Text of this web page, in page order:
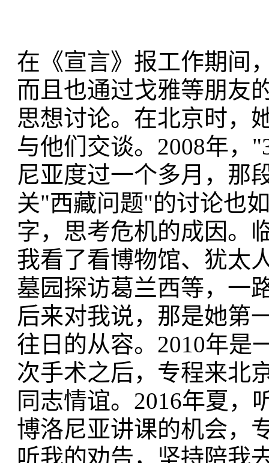
在《宣言》报工作期间
而且也通过戈雅等朋友
思想讨论。在北京时，
与他们交谈。2008年，
尼亚度过一个多月，那
关"西藏问题"的讨论也
字，思考危机的成因。
我看了看博物馆、犹太
墓园探访葛兰西等，一
后来对我说，那是她第
往日的从容。2010年是
次手术之后，专程来北
同志情谊。2016年夏，
博洛尼亚讲课的机会，
听我的劝告，坚持陪我